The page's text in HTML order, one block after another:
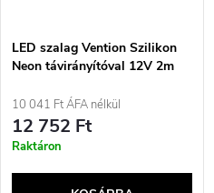
LED szalag Vention Szilikon
Neon távirányítóval 12V 2m
10 041 Ft ÁFA nélkül
12 752 Ft
Raktáron